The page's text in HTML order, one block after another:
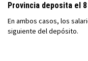
Provincia deposita el
En ambos casos, los
siguiente del depósito.